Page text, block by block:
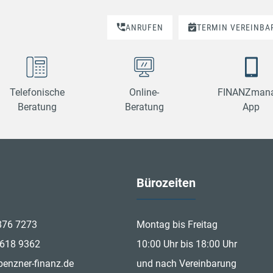
ANRUFEN TERMIN
Telefonische
Beratung
Online-
Beratung
App
7273
9362
finanz.de
Bürozeiten
Montag bis Freitag
10:00 Uhr bis 18:00 Uhr
und nach Vereinbarung